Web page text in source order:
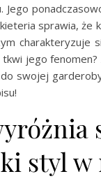
Jego
sprawia, że
charakteryzuje
tkwi jego
swojej
styl w